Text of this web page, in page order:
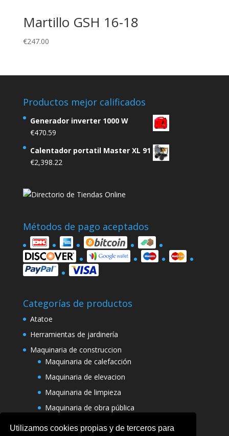
Utilizamos cookies propias y de terceros para
Martillo GSH 16-18
€247.00
Productos mejor calificados
Generador inverter 1000 W
€470.59
Calentador portatil Master XL 91
€2,398.22
Métodos de pago aceptados
Categorías de productos
Atatoe
Herramientas de jardinería
Maquinaria de construccion
Maquinaria de calefacción
Maquinaria de elevacion
Maquinaria de limpieza
Maquinaria de obra pública
Varias maquinarias